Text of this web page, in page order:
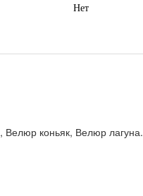
Нет
коньяк, Велюр лагуна.